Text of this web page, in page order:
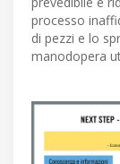
processo
di pezzi e lo
manodopera